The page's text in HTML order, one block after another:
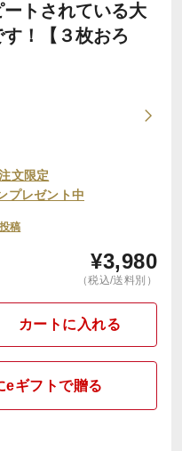
ートされている大
！【３枚おろ
文限定
プレゼント中
稿
¥3,980
（税込/送料別）
カートに入れる
eギフトで贈る